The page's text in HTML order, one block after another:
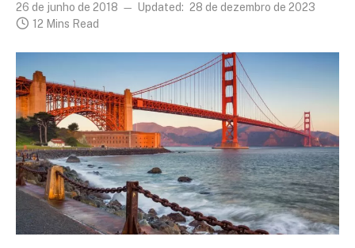
26 de junho de 2018 Updated: 28 de dezembro de 2023
12 Mins Read